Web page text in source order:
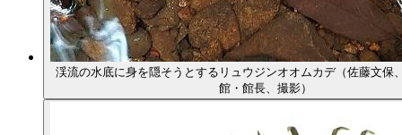
渓流の水底に身を隠そうとするリュウジンオオムカデ（佐藤文保
館・館長、撮影）